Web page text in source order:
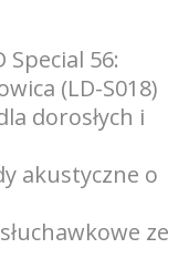
56:
(LD-S018)
dorosłych i
akustyczne o
ze